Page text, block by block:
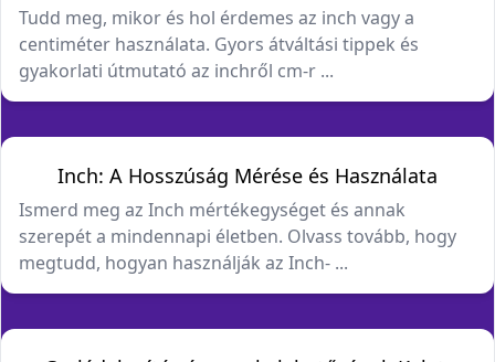
Tudd meg, mikor és hol érdemes az inch vagy a
centiméter használata. Gyors átváltási tippek és
gyakorlati útmutató az inchről cm-r ...
Inch: A Hosszúság Mérése és Használata
Ismerd meg az Inch mértékegységet és annak
szerepét a mindennapi életben. Olvass tovább, hogy
megtudd, hogyan használják az Inch- ...